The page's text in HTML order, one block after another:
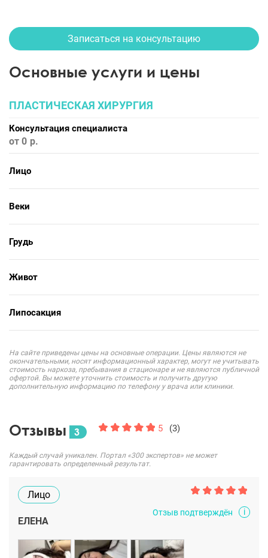
Записаться на консультацию
Основные услуги и цены
ПЛАСТИЧЕСКАЯ ХИРУРГИЯ
Консультация специалиста
от 0
Лицо
Веки
Грудь
Живот
Липосакция
На сайте приведены цены на основные операции. Цены являются не
окончательными, носят информационный характер, могут не учитывать
стоимость наркоза, пребывания в стационаре и не являются публичной
офертой. Вы можете уточнить стоимость и получить другую
дополнительную информацию по телефону у врача или клиники.
Отзывы 3 5 (3)
Каждый случай уникален. Портал «300 экспертов» не может
гарантировать определенный результат.
Отзыв подтверждён i
Лицо
ЕЛЕНА